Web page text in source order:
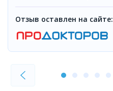
Отзыв оставлен на сайте: